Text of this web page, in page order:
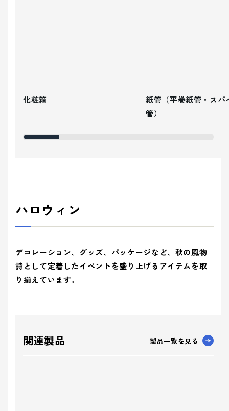
化粧箱
紙管（平巻紙管・スパ
管）
ハロウィン
デコレーション、グッズ、パッケージなど、秋の風物
詩として定着したイベントを盛り上げるアイテムを取
り揃えています。
関連製品 製品一覧を見る